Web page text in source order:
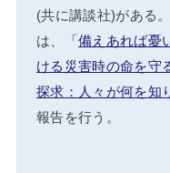
(共に講談社)がある
は、「備えあれば憂
ける災害時の命を守
探求：人々が何を知
報告を行う。